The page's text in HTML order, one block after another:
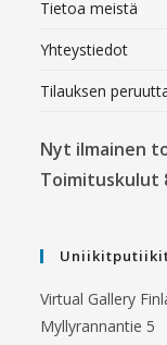
Tietoa meistä
Yhteystiedot
Tilauksen
Nyt ilmainen
Toimituskulut
Virtual Gallery
Myllyrannantie 5